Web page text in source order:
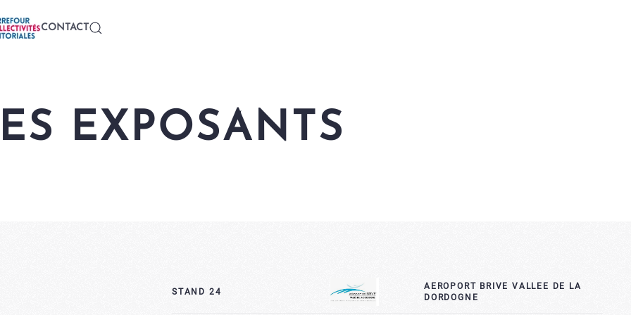
CONTACT
EXPOSANTS
STAND 24
AEROPORT BRIVE VALLEE DE LA
DORDOGNE